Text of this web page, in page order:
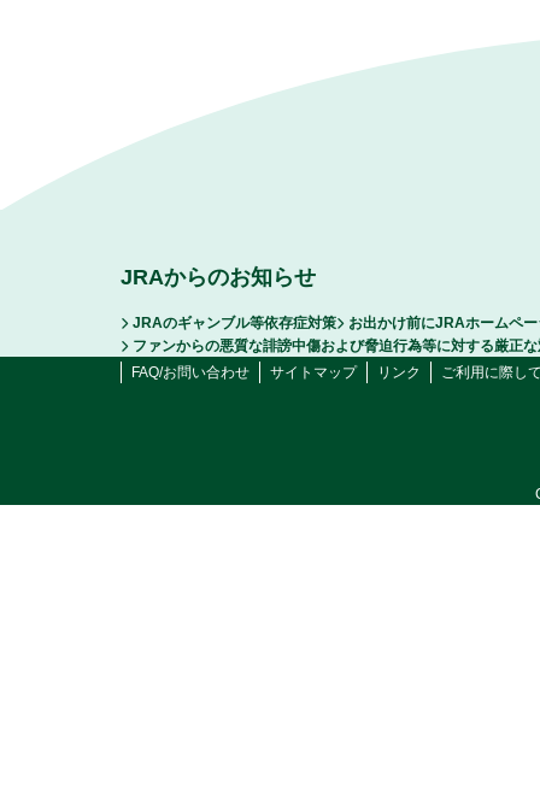
JRAからのお知らせ
JRAのギャンブル等依存症対策
お出かけ前にJRAホームペ
ファンからの悪質な誹謗中傷および脅迫行為等に対する厳正
FAQ/お問い合わせ
サイトマップ リンク ご利用に際し